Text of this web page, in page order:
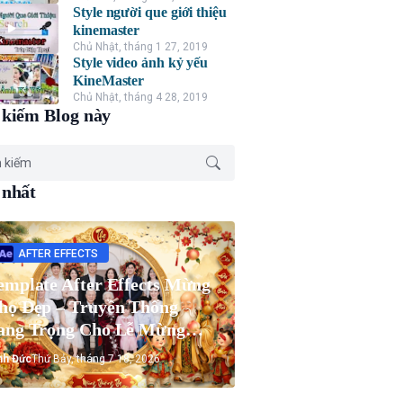
Style người que giới thiệu
kinemaster
Chủ Nhật, tháng 1 27, 2019
Style video ảnh kỷ yếu
KineMaster
Chủ Nhật, tháng 4 28, 2019
Blog này
AFTER EFFECTS
After Effects Mừng
Đẹp – Truyền Thống
Trọng Cho Lễ Mừng
Ông Bà
ĐứcThứ Bảy, tháng 7 18, 2026